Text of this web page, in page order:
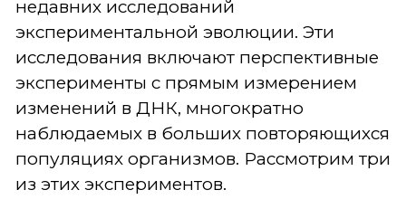
недавних исследований
экспериментальной эволюции. Эти
исследования включают перспективные
эксперименты с прямым измерением
изменений в ДНК, многократно
наблюдаемых в больших повторяющихся
популяциях организмов. Рассмотрим три
из этих экспериментов.